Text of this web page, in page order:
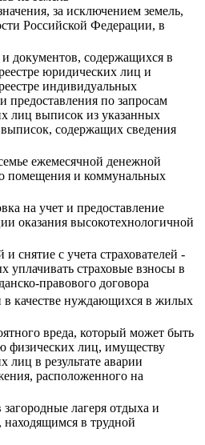
за исключением земель,
Российской Федерации, в
документов, содержащихся в
юридических лиц и
индивидуальных
предоставления по запросам
лиц выписок из указанных
содержащих сведения
ежемесячной денежной
помещения и коммунальных
на учет и предоставление
оказания высокотехнологичной
и снятие с учета страхователей -
уплачивать страховые взносы в
правового договора
в качестве нуждающихся в жилых
вреда, который может быть
физических лиц, имуществу
в результате аварии
расположенного на
лагеря отдыха и
находящимся в трудной